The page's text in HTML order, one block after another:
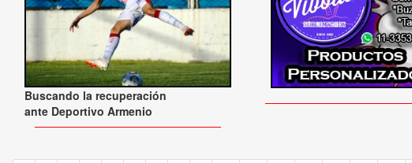
Buscando la recuperación
ante Deportivo Armenio